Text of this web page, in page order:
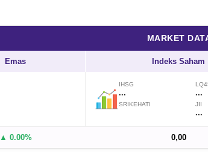
MARKET
Emas Indeks Saham
IHSG
... ...
SRIKEHATI JII
...
▲ 0.00% 0,00